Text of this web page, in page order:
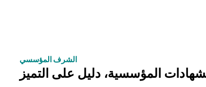
الشرف المؤسسي
المؤسسية، دليل على التميز